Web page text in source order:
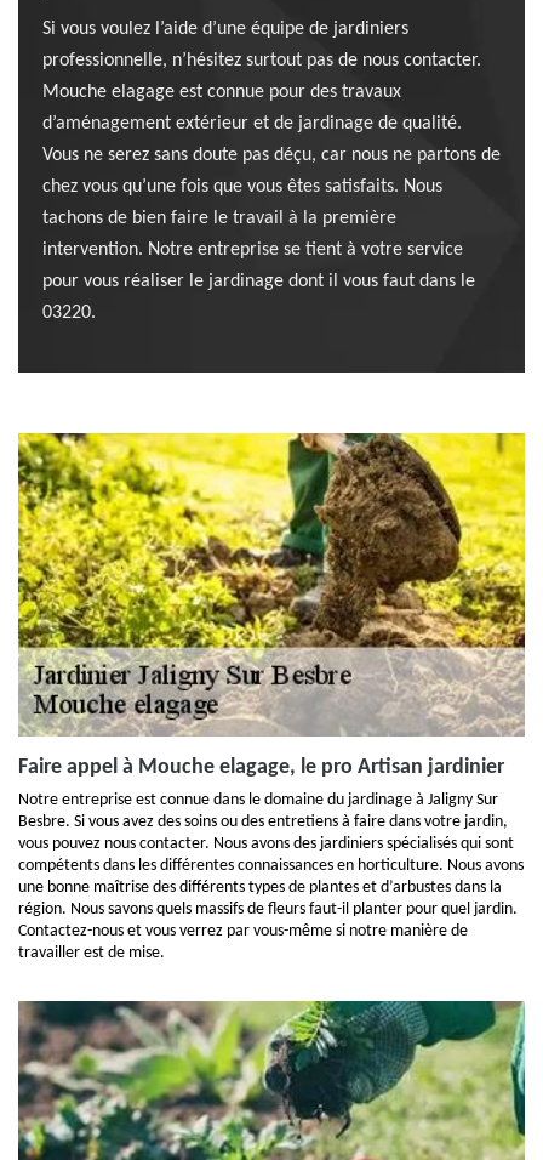
Si vous voulez l’aide d’une équipe de jardiniers
professionnelle, n’hésitez surtout pas de nous contacter.
Mouche elagage est connue pour des travaux
d’aménagement extérieur et de jardinage de qualité.
Vous ne serez sans doute pas déçu, car nous ne partons de
chez vous qu’une fois que vous êtes satisfaits. Nous
tachons de bien faire le travail à la première
intervention. Notre entreprise se tient à votre service
pour vous réaliser le jardinage dont il vous faut dans le
03220.
Faire appel à Mouche elagage, le pro Artisan jardinier
Notre entreprise est connue dans le domaine du jardinage à Jaligny Sur
Besbre. Si vous avez des soins ou des entretiens à faire dans votre jardin,
vous pouvez nous contacter. Nous avons des jardiniers spécialisés qui sont
compétents dans les différentes connaissances en horticulture. Nous avons
une bonne maîtrise des différents types de plantes et d’arbustes dans la
région. Nous savons quels massifs de fleurs faut-il planter pour quel jardin.
Contactez-nous et vous verrez par vous-même si notre manière de
travailler est de mise.